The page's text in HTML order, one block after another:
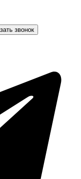
звонок